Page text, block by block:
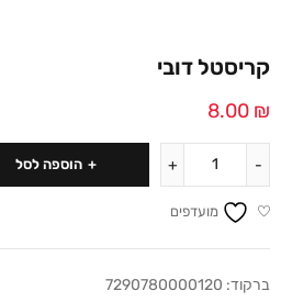
קריסטל דובי
8.00 ₪
הוספה לסל
מועדפים
ברקוד: 7290780000120